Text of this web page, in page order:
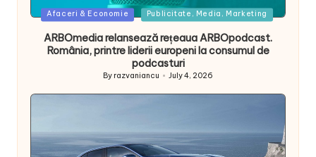
Posted
Afaceri & Economie Publicitate, Media, Marketing
ARBOmedia relansează rețeaua ARBOpodcast.
România, printre liderii europeni la consumul de
podcasturi
Posted
By razvaniancu July 4, 2026